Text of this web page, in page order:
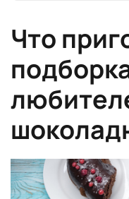
Что